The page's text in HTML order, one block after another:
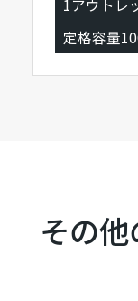
1アウトレ
定格容量
その